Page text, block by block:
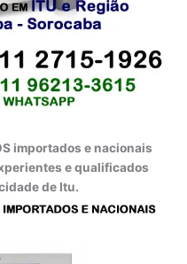
importados e nacionais
e qualificados
de Itu.